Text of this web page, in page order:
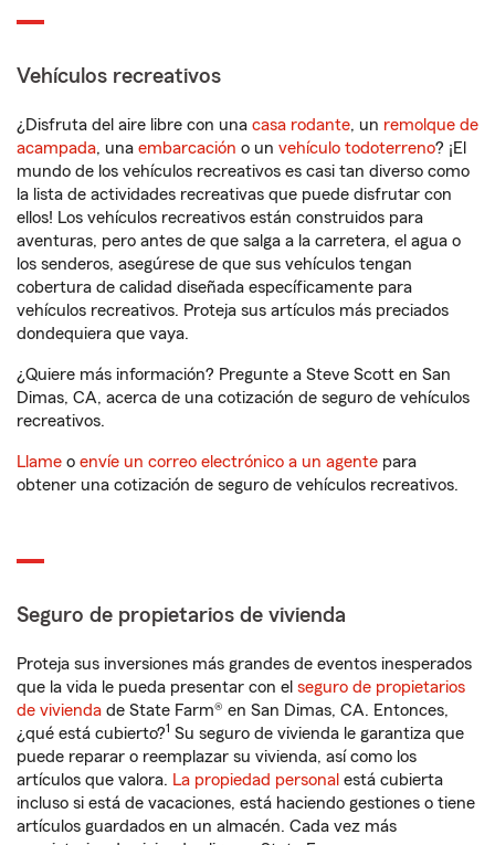
Vehículos recreativos
¿Disfruta del aire libre con una casa rodante, un remolque de
acampada, una embarcación o un vehículo todoterreno? ¡El
mundo de los vehículos recreativos es casi tan diverso como
la lista de actividades recreativas que puede disfrutar con
ellos! Los vehículos recreativos están construidos para
aventuras, pero antes de que salga a la carretera, el agua o
los senderos, asegúrese de que sus vehículos tengan
cobertura de calidad diseñada específicamente para
vehículos recreativos. Proteja sus artículos más preciados
dondequiera que vaya.
¿Quiere más información? Pregunte a Steve Scott en San
Dimas, CA, acerca de una cotización de seguro de vehículos
recreativos.
Llame o envíe un correo electrónico a un agente para
obtener una cotización de seguro de vehículos recreativos.
Seguro de propietarios de vivienda
Proteja sus inversiones más grandes de eventos inesperados
que la vida le pueda presentar con el seguro de propietarios
de vivienda de State Farm® en San Dimas, CA. Entonces,
¿qué está cubierto?1 Su seguro de vivienda le garantiza que
puede reparar o reemplazar su vivienda, así como los
artículos que valora. La propiedad personal está cubierta
incluso si está de vacaciones, está haciendo gestiones o tiene
artículos guardados en un almacén. Cada vez más